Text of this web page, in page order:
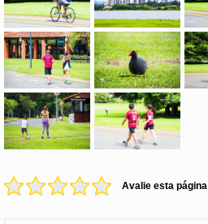
Avalie esta página